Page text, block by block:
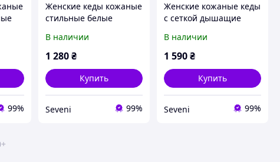
99%
Женские кеды кожаные
стильные белые
замша
В наличии
1 280 ₴
Купить
Seveni 99%
Женские кожаные кеды
с сеткой дышащие
натуральная кожа/
сетка
В наличии
1 590₴
Купить
Seveni 99%